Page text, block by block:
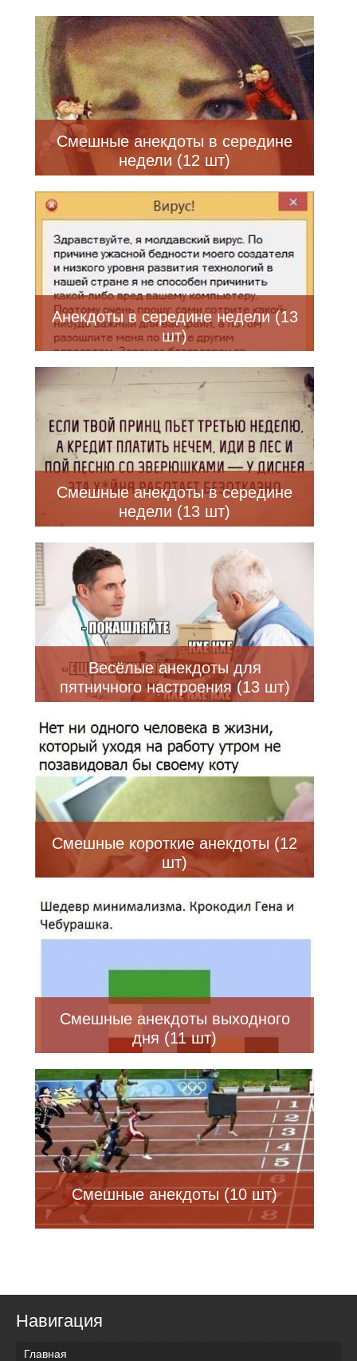
Смешные анекдоты в середине
недели (12 шт)
Анекдоты в середине недели (13
шт)
Смешные анекдоты в середине
недели (13 шт)
Весёлые анекдоты для
пятничного настроения (13 шт)
Смешные короткие анекдоты (12
шт)
Смешные анекдоты выходного
дня (11 шт)
Смешные анекдоты (10 шт)
Навигация
Главная